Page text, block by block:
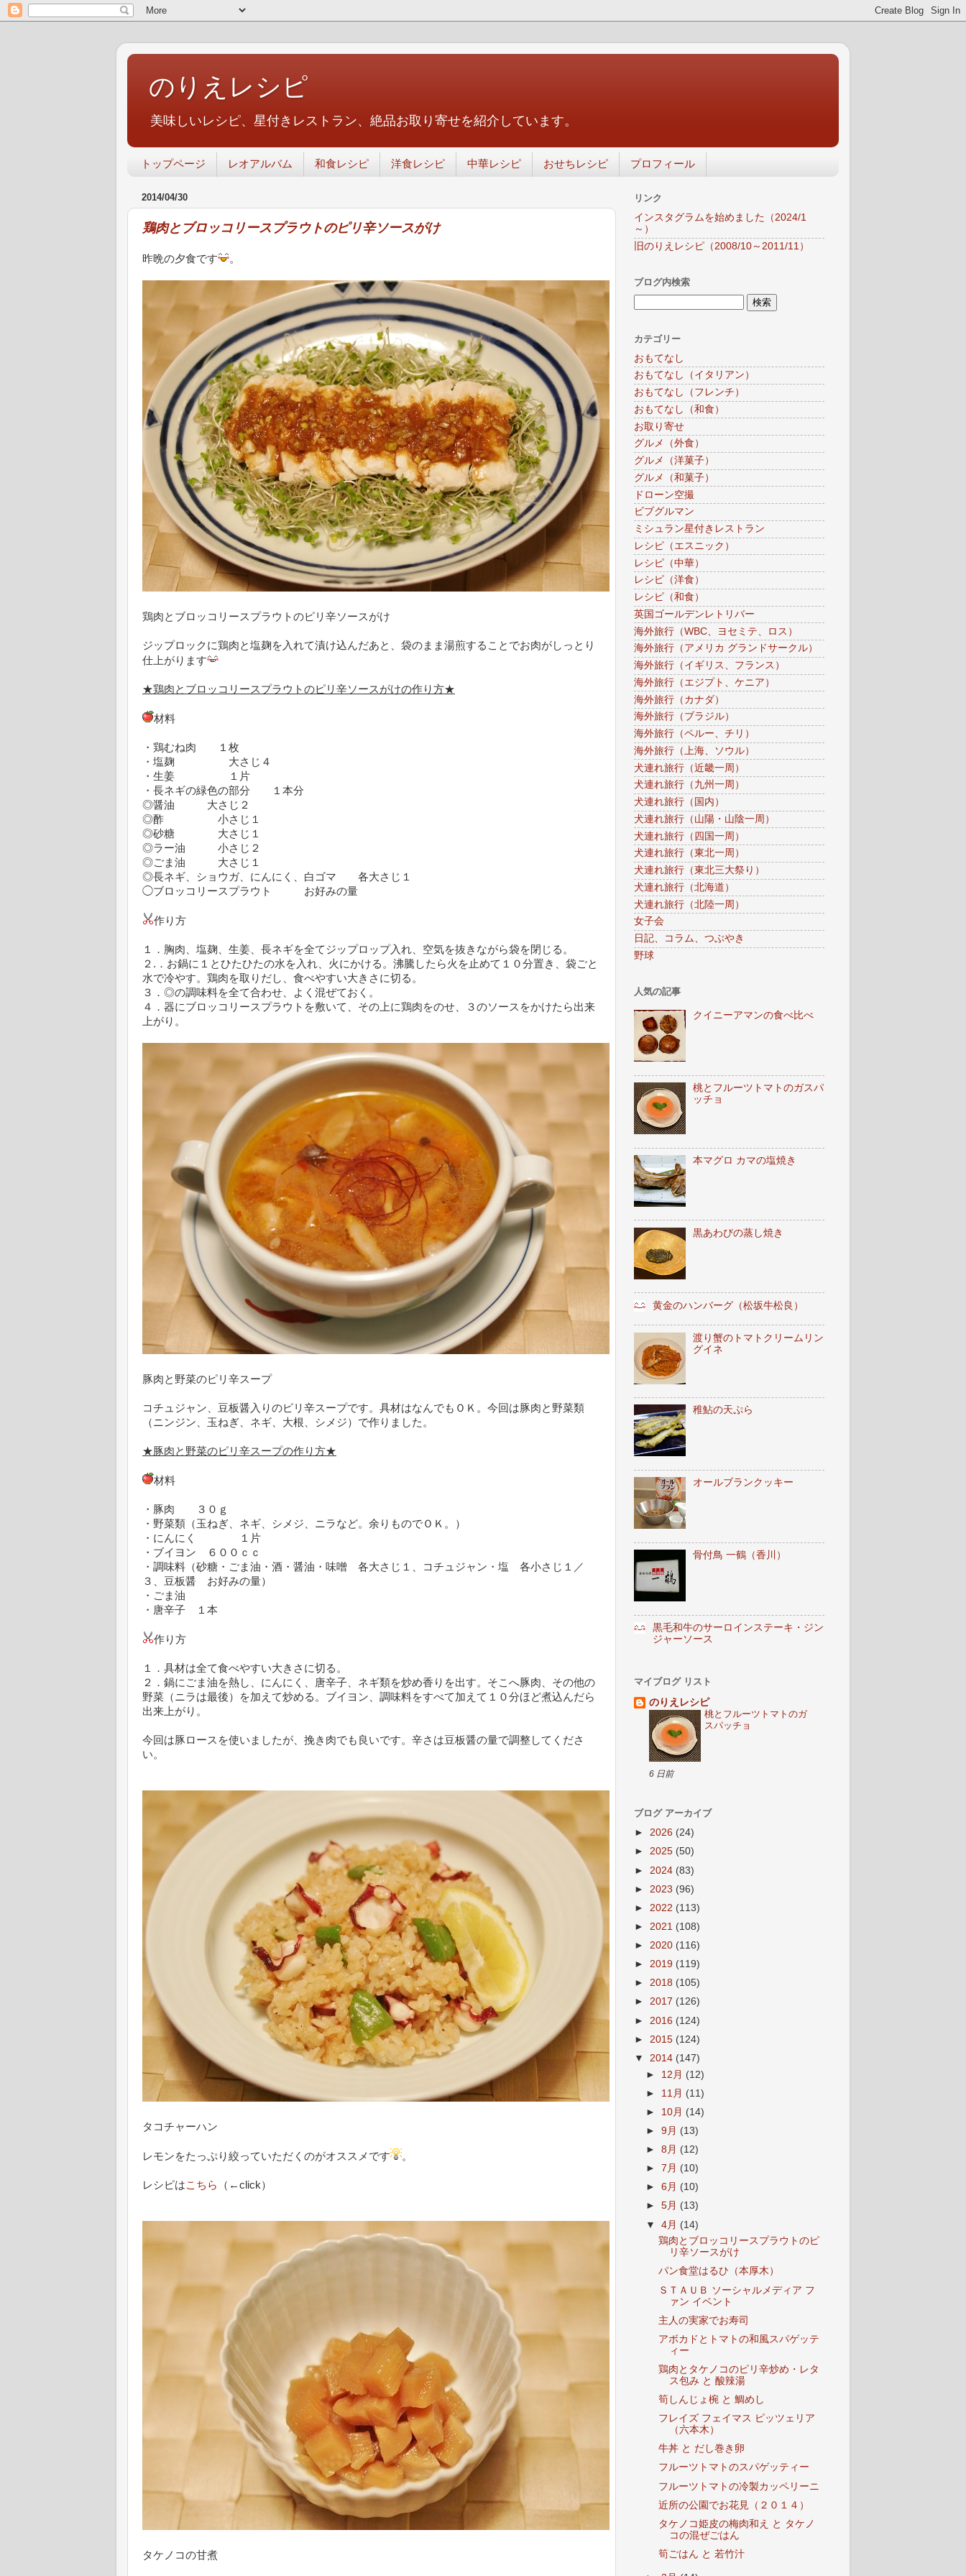
のりえレシピ
美味しいレシピ、星付きレストラン、絶品お取り寄せを紹介しています。
トップページ レオアルバム 和食レシピ 洋食レシピ 中華レシピ おせちレシピ プロフィール
2014/04/30
鶏肉とブロッコリースプラウトのピリ辛ソースがけ
昨晩の夕食です 。
鶏肉とブロッコリースプラウトのピリ辛ソースがけ
ジップロックに鶏肉と塩麹を入れて漬け込んだあと、袋のまま湯煎することでお肉がしっとり
仕上がります
★鶏肉とブロッコリースプラウトのピリ辛ソースがけの作り方★
材料
・鶏むね肉 １枚
・塩麹 大さじ４
・生姜 １片
・長ネギの緑色の部分 １本分
◎醤油 大さじ２
◎酢 小さじ１
◎砂糖 大さじ１
◎ラー油 小さじ２
◎ごま油 大さじ１
◎長ネギ、ショウガ、にんにく、白ゴマ 各大さじ１
◯ブロッコリースプラウト お好みの量
作り方
１．胸肉、塩麹、生姜、長ネギを全てジップロップ入れ、空気を抜きながら袋を閉じる。
２.．お鍋に１とひたひたの水を入れ、火にかける。沸騰したら火を止めて１０分置き、袋ごと
水で冷やす。鶏肉を取りだし、食べやすい大きさに切る。
３．◎の調味料を全て合わせ、よく混ぜておく。
４．器にブロッコリースプラウトを敷いて、その上に鶏肉をのせ、３のソースをかけたら出来
上がり。
豚肉と野菜のピリ辛スープ
コチュジャン、豆板醤入りのピリ辛スープです。具材はなんでもＯＫ。今回は豚肉と野菜類
（ニンジン、玉ねぎ、ネギ、大根、シメジ）で作りました。
★豚肉と野菜のピリ辛スープの作り方★
材料
・豚肉 ３０ｇ
・野菜類（玉ねぎ、ネギ、シメジ、ニラなど。余りものでＯＫ。）
・にんにく １片
・ブイヨン ６００ｃｃ
・調味料（砂糖・ごま油・酒・醤油・味噌 各大さじ１、コチュジャン・塩 各小さじ１／
３、豆板醤 お好みの量）
・ごま油
・唐辛子 １本
作り方
１．具材は全て食べやすい大きさに切る。
２．鍋にごま油を熱し、にんにく、唐辛子、ネギ類を炒め香りを出す。そこへ豚肉、その他の
野菜（ニラは最後）を加えて炒める。ブイヨン、調味料をすべて加えて１０分ほど煮込んだら
出来上がり。
今回は豚ロースを使いましたが、挽き肉でも良いです。辛さは豆板醤の量で調整してくださ
い。
タコチャーハン
レモンをたっぷり絞っていただくのがオススメです 。
レシピはこちら （←click）
タケノコの甘煮
リンク
インスタグラムを始めました（2024/1
～）
旧のりえレシピ（2008/10～2011/11）
ブログ内検索
カテゴリー
おもてなし
おもてなし（イタリアン）
おもてなし（フレンチ）
おもてなし（和食）
お取り寄せ
グルメ（外食）
グルメ（洋菓子）
グルメ（和菓子）
ドローン空撮
ビブグルマン
ミシュラン星付きレストラン
レシピ（エスニック）
レシピ（中華）
レシピ（洋食）
レシピ（和食）
英国ゴールデンレトリバー
海外旅行（WBC、ヨセミテ、ロス）
海外旅行（アメリカ グランドサークル）
海外旅行（イギリス、フランス）
海外旅行（エジプト、ケニア）
海外旅行（カナダ）
海外旅行（ブラジル）
海外旅行（ペルー、チリ）
海外旅行（上海、ソウル）
犬連れ旅行（近畿一周）
犬連れ旅行（九州一周）
犬連れ旅行（国内）
犬連れ旅行（山陽・山陰一周）
犬連れ旅行（四国一周）
犬連れ旅行（東北一周）
犬連れ旅行（東北三大祭り）
犬連れ旅行（北海道）
犬連れ旅行（北陸一周）
女子会
日記、コラム、つぶやき
野球
人気の記事
クイニーアマンの食べ比べ
桃とフルーツトマトのガスパ
ッチョ
本マグロ カマの塩焼き
黒あわびの蒸し焼き
黄金のハンバーグ（松坂牛松良）
渡り蟹のトマトクリームリン
グイネ
稚鮎の天ぷら
オールブランクッキー
骨付鳥 一鶴（香川）
黒毛和牛のサーロインステーキ・ジン
ジャーソース
マイブログ リスト
のりえレシピ
桃とフルーツトマトのガ
スパッチョ
6 日前
ブログ アーカイブ
► 2026 (24)
► 2025 (50)
► 2024 (83)
► 2023 (96)
► 2022 (113)
► 2021 (108)
► 2020 (116)
► 2019 (119)
► 2018 (105)
► 2017 (126)
► 2016 (124)
► 2015 (124)
▼ 2014 (147)
► 12月 (12)
► 11月 (11)
► 10月 (14)
►9月 (13)
►8月 (12)
►7月 (10)
►6月 (10)
►5月 (13)
▼4月 (14)
鶏肉とブロッコリースプラウトのピ
リ辛ソースがけ
パン食堂はるひ（本厚木）
ＳＴＡＵＢ ソーシャルメディア フ
ァン イベント
主人の実家でお寿司
アボカドとトマトの和風スパゲッテ
ィー
鶏肉とタケノコのピリ辛炒め・レタ
ス包み と 酸辣湯
筍しんじょ椀 と 鯛めし
フレイズ フェイマス ピッツェリア
（六本木）
牛丼 と だし巻き卵
フルーツトマトのスパゲッティー
フルーツトマトの冷製カッペリーニ
近所の公園でお花見（２０１４）
タケノコ姫皮の梅肉和え と タケノ
コの混ぜごはん
筍ごはん と 若竹汁